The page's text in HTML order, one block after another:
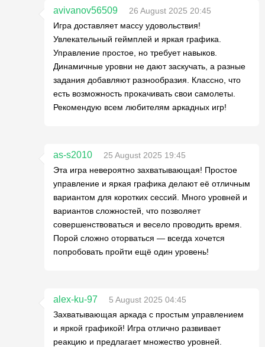
avivanov56509
26 August 2025 20:45
Игра доставляет массу удовольствия!
Увлекательный геймплей и яркая графика.
Управление простое, но требует навыков.
Динамичные уровни не дают заскучать, а разные
задания добавляют разнообразия. Классно, что
есть возможность прокачивать свои самолеты.
Рекомендую всем любителям аркадных игр!
as-s2010
25 August 2025 19:45
Эта игра невероятно захватывающая! Простое
управление и яркая графика делают её отличным
вариантом для коротких сессий. Много уровней и
вариантов сложностей, что позволяет
совершенствоваться и весело проводить время.
Порой сложно оторваться — всегда хочется
попробовать пройти ещё один уровень!
alex-ku-97
5 August 2025 04:45
Захватывающая аркада с простым управлением
и яркой графикой! Игра отлично развивает
реакцию и предлагает множество уровней.